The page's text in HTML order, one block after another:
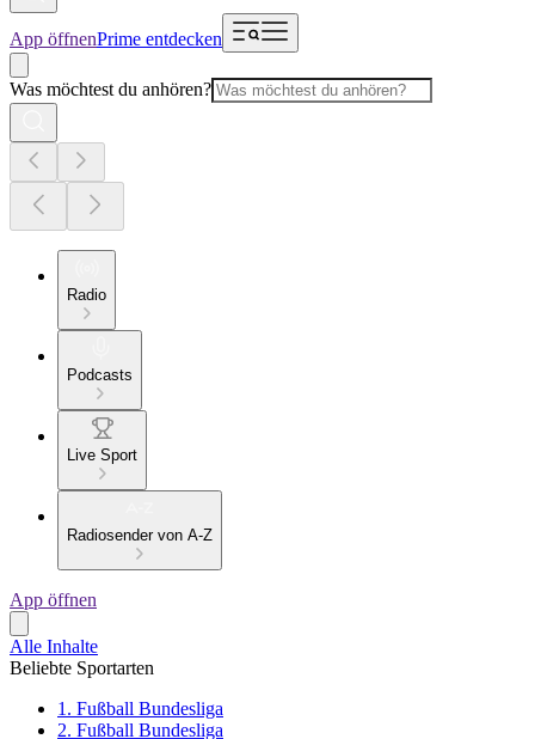
App öffnenPrime entdecken
Was möchtest du anhören?
Radio
Podcasts
Live Sport
Radiosender von A-Z
App öffnen
Alle Inhalte
Beliebte Sportarten
1. Fußball Bundesliga
2. Fußball Bundesliga